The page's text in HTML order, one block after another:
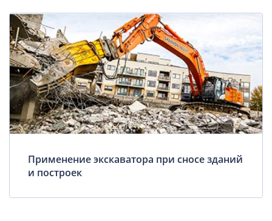
Применение экскаватора при сносе зданий
и построек